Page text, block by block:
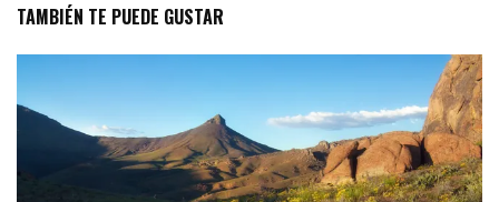
TAMBIÉN TE PUEDE GUSTAR